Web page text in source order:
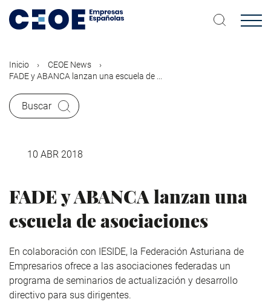
contenido
Inicio
CEOE News
FADE y ABANCA lanzan una escuela de ...
Buscar
10 ABR 2018
FADE y ABANCA lanzan una
escuela de asociaciones
En colaboración con IESIDE, la Federación Asturiana de
Empresarios ofrece a las asociaciones federadas un
programa de seminarios de actualización y desarrollo
directivo para sus dirigentes.